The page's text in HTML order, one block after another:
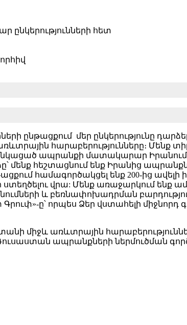
ընկերությունների հետ
ընթացքում մեր ընկերությունը
հարաբերությունները։ Մենք
ապրանքի մատակարար
մենք հեշտացնում ենք Իրանից
համագործակցել ենք 200-ից
վրա: Մենք առաջարկում ենք
և բեռնափոխադրման
ը՝ որպես Ձեր վստահելի միջնորդ
միջև առևտրային
ապրանքների ներմուծման